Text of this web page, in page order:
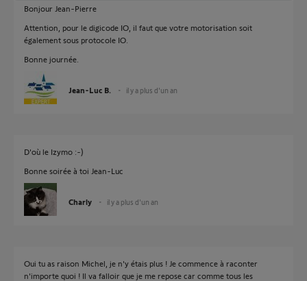
Bonjour Jean-Pierre
Attention, pour le digicode IO, il faut que votre motorisation soit
également sous protocole IO.
Bonne journée.
Jean-Luc B. il y a plus d'un an
D'où le Izymo :-)
Bonne soirée à toi Jean-Luc
Charly il y a plus d'un an
Oui tu as raison Michel, je n'y étais plus ! Je commence à raconter
n'importe quoi ! Il va falloir que je me repose car comme tous les